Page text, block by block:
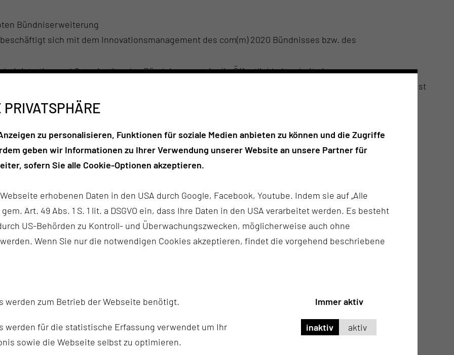
Bündniserweiterung
sich mit dem Innovationsmanagement des com(m) 2020 Bündnisses bzw. des
und Organisation des Bündnisses sowie die Öffentlichkeitsarbeit ein
die Entwicklung einer Kommunikationsstrategie ein wesentlicher Baustein der Strategieentwicklung ist
PROJEKT?
zu personalisieren, Funktionen für soziale Medien anbieten zu können und die Zugriffe
geben wir Informationen zu Ihrer Verwendung unserer Website an unsere Partner für
sofern Sie alle Cookie-Optionen akzeptieren.
erhobenen Daten in den USA durch Google, Facebook, Youtube. Indem sie auf „Alle
Art. 49 Abs. 1 S. 1 lit. a DSGVO ein, dass Ihre Daten in den USA verarbeitet werden. Es besteht
US-Behörden zu Kontroll- und Überwachungszwecken, möglicherweise auch ohne
Wenn Sie nur die notwendigen Cookies akzeptieren, findet die vorgehend beschriebene
werden zum Betrieb der Webseite benötigt. Immer aktiv
werden für die statistische Erfassung verwendet um Ihr
sowie die Webseite selbst zu optimieren.
inaktiv aktiv